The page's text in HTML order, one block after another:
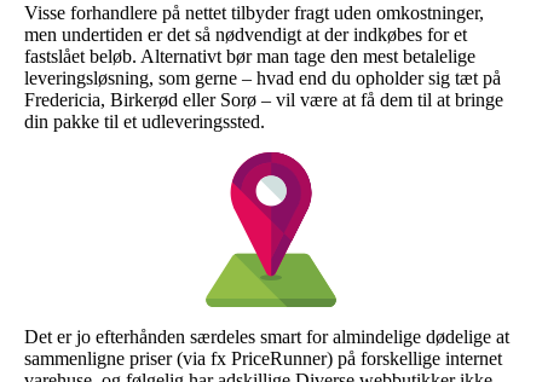
Visse forhandlere på nettet tilbyder fragt uden omkostninger,
men undertiden er det så nødvendigt at der indkøbes for et
fastslået beløb. Alternativt bør man tage den mest betalelige
leveringsløsning, som gerne – hvad end du opholder sig tæt på
Fredericia, Birkerød eller Sorø – vil være at få dem til at bringe
din pakke til et udleveringssted.
Det er jo efterhånden særdeles smart for almindelige dødelige at
sammenligne priser (via fx PriceRunner) på forskellige internet